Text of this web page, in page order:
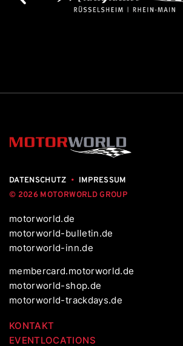
DATENSCHUTZ • IMPRESSUM
© 2026 MOTORWORLD GROUP
motorworld.de
motorworld-bulletin.de
motorworld-inn.de
membercard.motorworld.de
motorworld-shop.de
motorworld-trackdays.de
KONTAKT
EVENTLOCATIONS